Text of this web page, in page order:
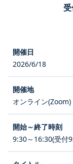
2026/6/18
オンライン(Zoom)
9:30～16:30(受付